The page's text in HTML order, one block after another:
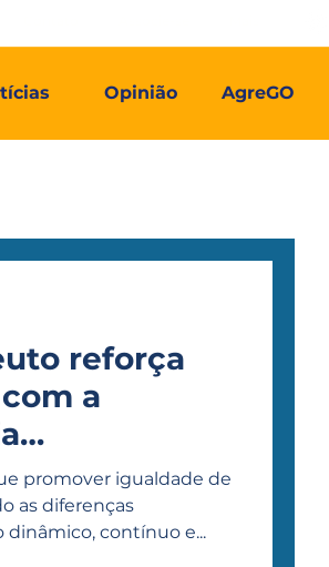
AgreGO
Opinião
reforça
a
Pessoa
promover igualdade de
as diferenças
dinâmico, contínuo e...